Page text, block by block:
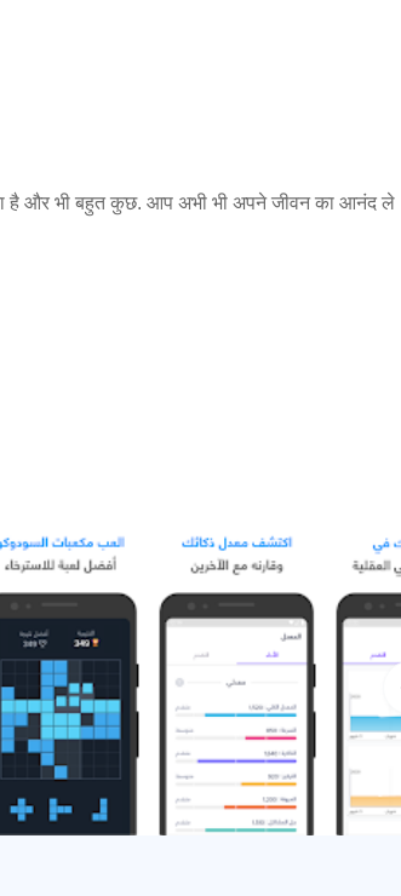
है और भी बहुत कुछ. आप अभी भी अपने जीवन का आनंद ले
करने में मदद करता है। यह आपको मनोरंजक संज्ञानात्मक
शैक्षिक खेल शामिल हैं। अभी अपने मस्तिष्क के